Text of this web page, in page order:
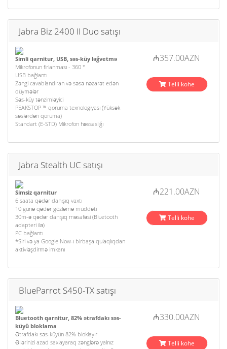
Jabra Biz 2400 II Duo satışı
Simli qarnitur, USB, səs-küy ləğvetmə
Mikrofonun fırlanması - 360 °
USB bağlantı
Zəngi cavablandıran və səsə nəzarət edən
düymələr
Səs-küy tənzimləyici
PEAKSTOP ™ qoruma texnologiyası (Yüksək
səslərdən qoruma)
Standart (E-STD) Mikrofon həssaslığı
₼357.00AZN
Telli kohe
Jabra Stealth UC satışı
Simsiz qarnitur
6 saata qədər danışıq vaxtı
10 günə qədər gözləmə müddəti
30m-ə qədər danışıq məsafəsi (Bluetooth
adapteri ilə)
PC bağlantı
*Siri və ya Google Now-ı birbaşa qulaqlıqdan
aktivləşdirmə imkanı
₼221.00AZN
Telli kohe
BlueParrot S450-TX satışı
Bluetooth qarnitur, 82% ətrafdakı səs-
küyü bloklama
Ətrafdakı səs-küyün 82% bloklayır
Əllərinizi azad saxlayaraq zənglərə yalnız
₼330.00AZN
Telli kohe